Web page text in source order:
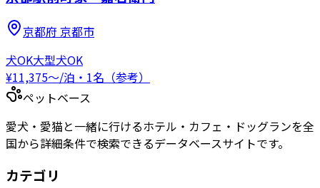
京都府 京都市
犬OK大型犬OK
¥11,375〜/泊・1名（参考）
ペットベース
愛犬・愛猫と一緒に行けるホテル・カフェ・ドッグランを全
国から詳細条件で検索できるデータベースサイトです。
カテゴリ